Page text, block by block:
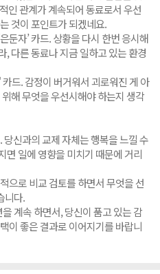
인 관계가 계속되어 동료로서 우선
것이 포인트가 되겠네요.
둔자’ 카드. 상황을 다시 한번 응시해
, 다른 동료나 지금 일하고 있는 환경
드. 감정이 버거워서 괴로워진 게 아
해 무엇을 우선시해야 하는지 생각
신과의 교제 자체는 행복을 느낄 수
면 일에 영향을 미치기 때문에 거리
으로 비교 검토를 하면서 무엇을 선
니다.
계속 하면서, 당신이 품고 있는 감
이 좋은 결과로 이어지기를 바랍니